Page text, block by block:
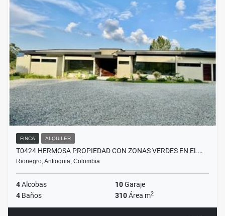
FINCA ALQUILER
T0424 HERMOSA PROPIEDAD CON ZONAS VERDES EN EL…
Rionegro, Antioquia, Colombia
4Alcobas 10Garaje
4 Baños 310Área m2